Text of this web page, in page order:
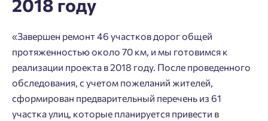
2018 году
«Завершен ремонт 46 участков дорог общей
протяженностью около 70 км, и мы готовимся к
реализации проекта в 2018 году. После проведенного
обследования, с учетом пожеланий жителей,
сформирован предварительный перечень из 61
участка улиц, которые планируется привести в